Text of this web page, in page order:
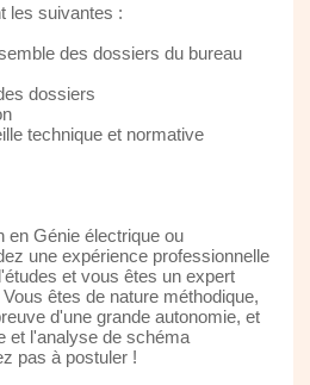
les suivantes :
des dossiers du bureau
dossiers
technique et normative
en Génie électrique ou
une expérience professionnelle
et vous êtes un expert
êtes de nature méthodique,
d'une grande autonomie, et
et l'analyse de schéma
pas à postuler !